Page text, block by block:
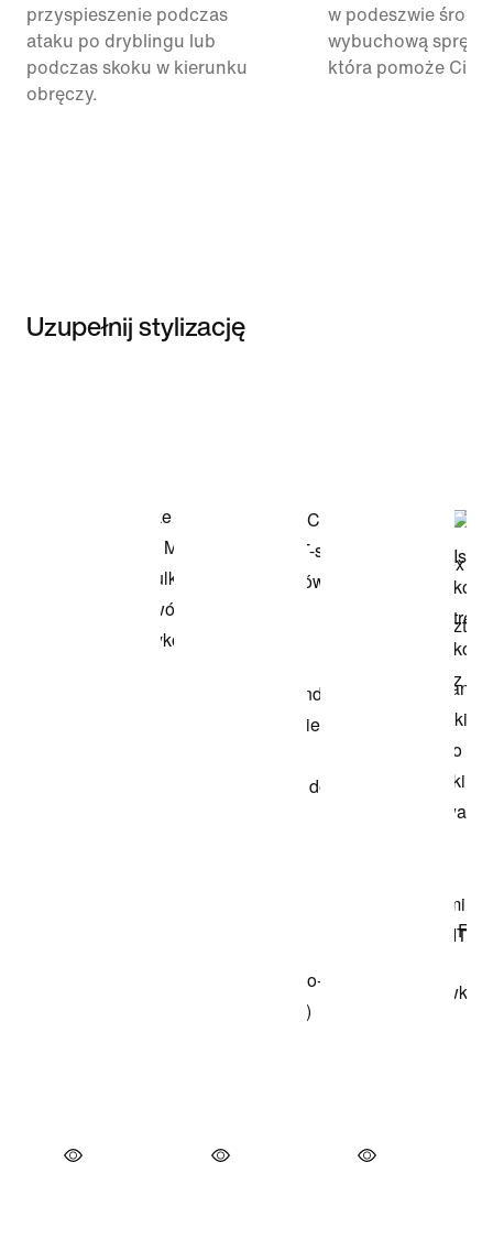
przyspieszenie podczas
ataku po dryblingu lub
podczas skoku w kierunku
obręczy.
w podeszwie
wybuchową
która pomoże Ci
Uzupełnij stylizację